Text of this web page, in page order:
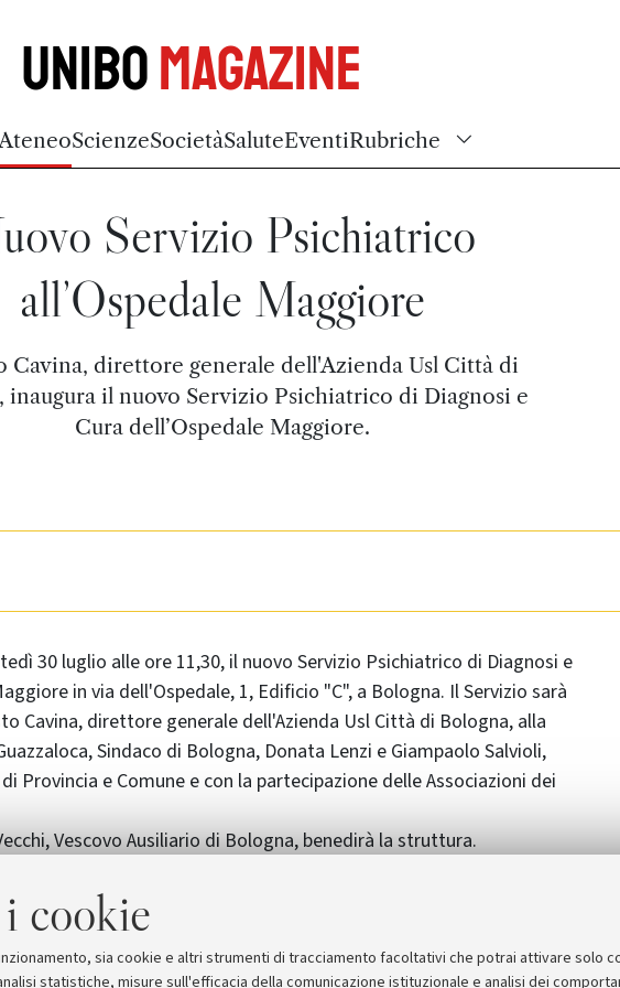
cookie
sia cookie e altri strumenti di tracciamento facoltativi che potrai attivare solo
statistiche, misure sull'efficacia della comunicazione istituzionale e analisi dei
UniboMagazine
ScienzeSocietàSaluteEventiRubriche
Servizio Psichiatrico
all’Ospedale Maggiore
Cavina, direttore generale dell'Azienda Usl Città di
inaugura il nuovo Servizio Psichiatrico di Diagnosi e
Cura dell’Ospedale Maggiore.
30 luglio alle ore 11,30, il nuovo Servizio Psichiatrico di Diagnosi e
in via dell'Ospedale, 1, Edificio "C", a Bologna. Il Servizio sarà
Cavina, direttore generale dell'Azienda Usl Città di Bologna, alla
Sindaco di Bologna, Donata Lenzi e Giampaolo Salvioli,
Provincia e Comune e con la partecipazione delle Associazioni dei
Vescovo Ausiliario di Bologna, benedirà la struttura.
USL e l'Università degli Studi di Bologna, rappresenta un
nel campo dei servizi di cura mentale che inciderà sulla qualità